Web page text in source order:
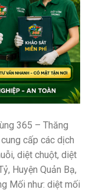
365 – Thăng
cấp các dịch
diệt chuột, diệt
Huyện Quản Bạ,
Mối như: diệt mối